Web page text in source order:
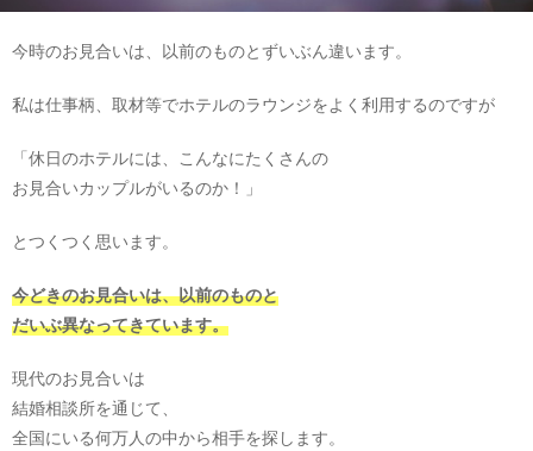
今時のお見合いは、以前のものとずいぶん違います。
私は仕事柄、取材等でホテルのラウンジをよく利用するのですが
「休日のホテルには、こんなにたくさんの
お見合いカップルがいるのか！」
とつくつく思います。
今どきのお見合いは、以前のものと
だいぶ異なってきています。
現代のお見合いは
結婚相談所を通じて、
全国にいる何万人の中から相手を探します。